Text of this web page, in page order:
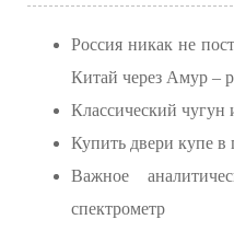
Россия никак не
Китай через Амур –
Классический
Купить двери купе в
Важное
спектрометр